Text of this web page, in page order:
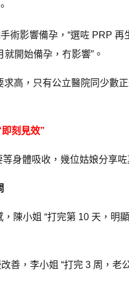
影響備孕，“選咗 PRP 再
開始備孕，冇影響”。
，只有公立醫院同少數正
刻見效”
身體吸收，幾位姑娘分享咗
小姐 “打完第 10 天，明
，李小姐 “打完 3 周，老